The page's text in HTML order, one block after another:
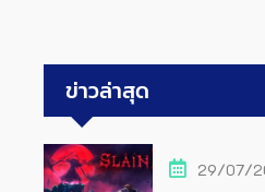
ข่าวล่าสุด
29/07/